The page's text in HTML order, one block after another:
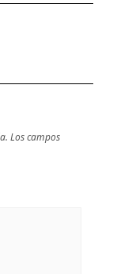
Los campos